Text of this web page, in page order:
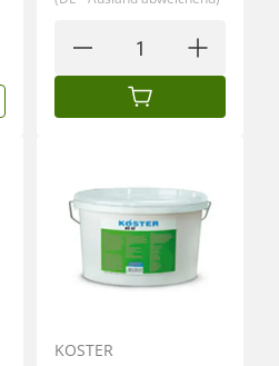
IN DEN WARENKORB
KÖSTER